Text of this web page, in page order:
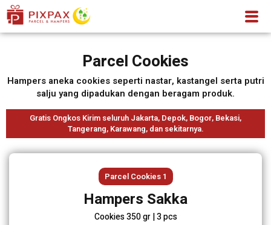
Parcel Cookies
Hampers aneka cookies seperti nastar, kastangel serta putri
salju yang dipadukan dengan beragam produk.
Gratis Ongkos Kirim seluruh Jakarta, Depok, Bogor, Bekasi,
Tangerang, Karawang, dan sekitarnya.
Parcel Cookies 1
Hampers Sakka
Cookies 350 gr | 3 pcs